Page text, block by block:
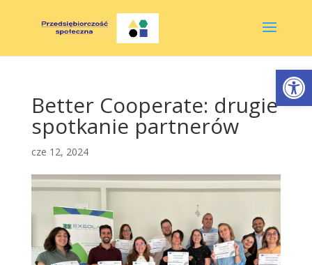
Better Cooperate: drugie
spotkanie partnerów
cze 12, 2024